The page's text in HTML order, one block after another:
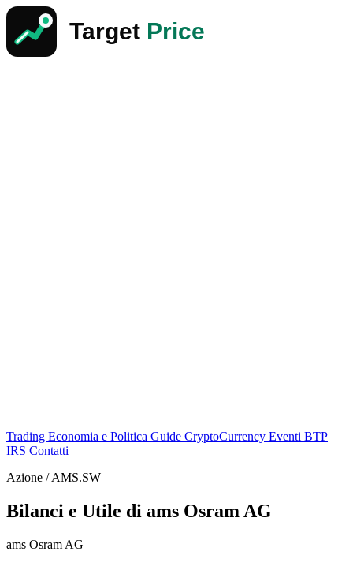
Trading Economia e Politica Guide CryptoCurrency Eventi BTP
IRS Contatti
Azione / AMS.SW
Bilanci e Utile di ams Osram AG
ams Osram AG